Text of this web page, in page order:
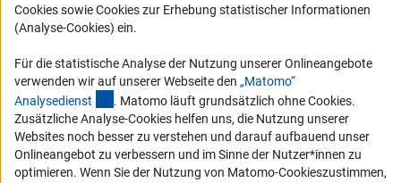
Service und Informationen für Menschen mit Behinderungen
Barriere melden
DFG-aktuell
Erhalten Sie Neuigkeiten aus der DFG direkt in Ihr Mailpostfach oder
schauen Sie sich die Ausgaben online an.
Cookies sowie Cookies zur Erhebung statistischer Informationen
(Analyse-Cookies) ein.
Für die statistische Analyse der Nutzung unserer Onlineangebote
verwenden wir auf unserer Webseite den „Matomo“
Analysedienst (externer Link)
. Matomo läuft grundsätzlich ohne Cookies.
Zusätzliche Analyse-Cookies helfen uns, die Nutzung unserer
Websites noch besser zu verstehen und darauf aufbauend unser
Onlineangebot zu verbessern und im Sinne der Nutzer*innen zu
optimieren. Wenn Sie der Nutzung von Matomo-Cookieszustimmen,